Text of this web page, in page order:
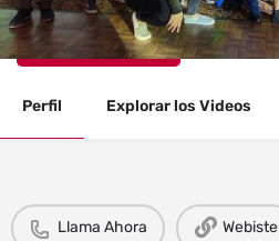
Llama Ahora
Perfil Explorar los Videos
Llama Ahora Webiste